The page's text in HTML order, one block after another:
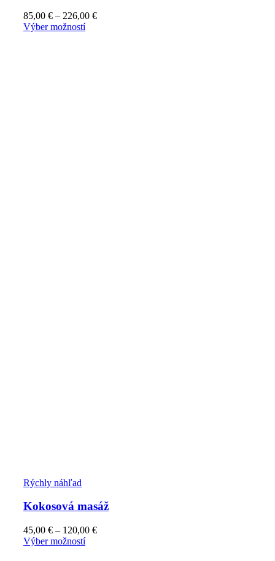
85,00 € – 226,00 €
Výber možností
Rýchly náhľad
Kokosová masáž
45,00 € – 120,00 €
Výber možností